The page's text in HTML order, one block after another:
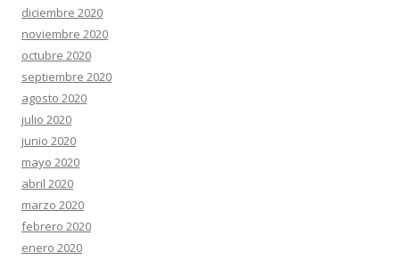
diciembre 2020
noviembre 2020
octubre 2020
septiembre 2020
agosto 2020
julio 2020
junio 2020
mayo 2020
abril 2020
marzo 2020
febrero 2020
enero 2020